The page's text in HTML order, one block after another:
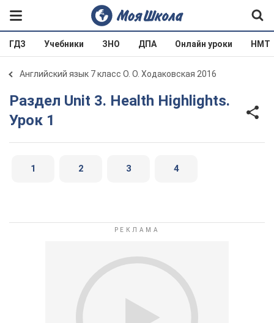
ГДЗ Учебники ЗНО ДПА Онлайн уроки НМТ
Английский язык 7 класс О. О. Ходаковская 2016
Раздел Unit 3. Health Highlights.
Урок 1
1 2 3 4